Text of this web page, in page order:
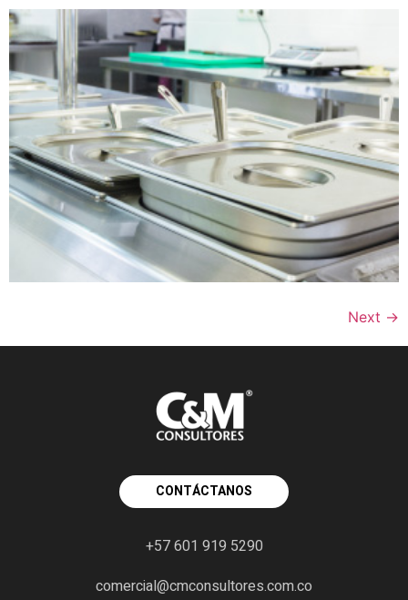
Next →
CONTÁCTANOS
+57 601 919 5290
comercial@cmconsultores.com.co